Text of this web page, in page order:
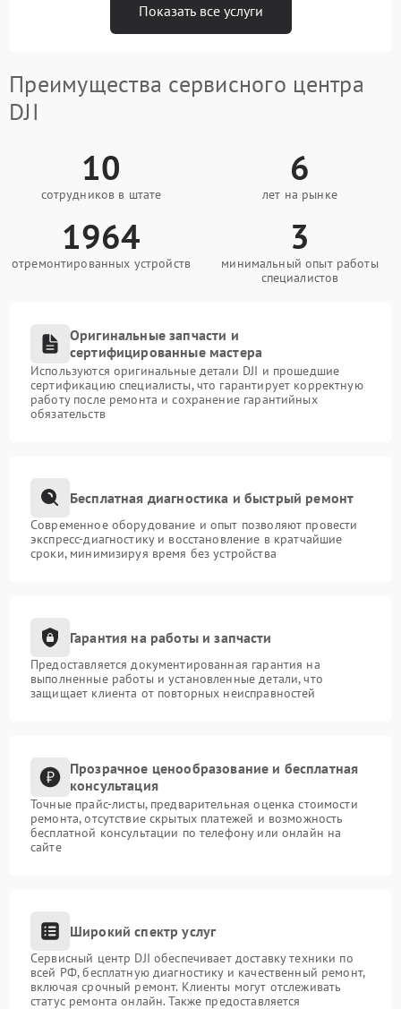
Показать все услуги
Преимущества сервисного центра
DJI
10
сотрудников в штате
6
лет на рынке
1964
отремонтированных устройств
3
минимальный опыт работы
специалистов
Оригинальные запчасти и
сертифицированные мастера
Используются оригинальные детали DJI и прошедшие
сертификацию специалисты, что гарантирует корректную
работу после ремонта и сохранение гарантийных
обязательств
Бесплатная диагностика и быстрый ремонт
Современное оборудование и опыт позволяют провести
экспресс-диагностику и восстановление в кратчайшие
сроки, минимизируя время без устройства
Гарантия на работы и запчасти
Предоставляется документированная гарантия на
выполненные работы и установленные детали, что
защищает клиента от повторных неисправностей
Прозрачное ценообразование и бесплатная
консультация
Точные прайс-листы, предварительная оценка стоимости
ремонта, отсутствие скрытых платежей и возможность
бесплатной консультации по телефону или онлайн на
сайте
Широкий спектр услуг
Сервисный центр DJI обеспечивает доставку техники по
всей РФ, бесплатную диагностику и качественный ремонт,
включая срочный ремонт. Клиенты могут отслеживать
статус ремонта онлайн. Также предоставляется